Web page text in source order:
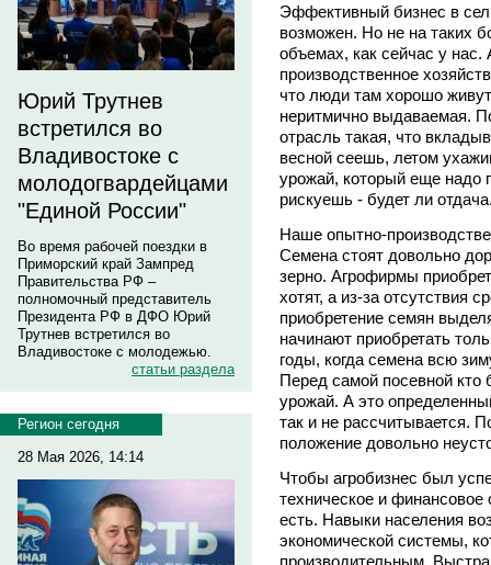
Юрий Трутнев
встретился во
Владивостоке с
молодогвардейцами
"Единой России"
Во время рабочей поездки в
Приморский край Зампред
Правительства РФ –
полномочный представитель
Президента РФ в ДФО Юрий
Трутнев встретился во
Владивостоке с молодежью.
статьи раздела
Регион сегодня
28 Мая 2026, 14:14
Эффективный бизнес в
возможен. Но не на таких
объемах, как сейчас у
производственное
что люди там хорошо
неритмично выдаваемая.
отрасль такая, что
весной сеешь, летом
урожай, который еще надо
рискуешь - будет ли
Наше опытно-
Семена стоят довольно
зерно. Агрофирмы
хотят, а из-за отсутствия
приобретение семян
начинают приобретать
годы, когда семена всю
Перед самой посевной кто
урожай. А это
так и не рассчитывается.
положение довольно
Чтобы агробизнес был
техническое и
есть. Навыки населения
экономической системы,
производительным.